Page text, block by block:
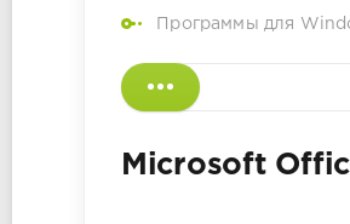
Программы для
Microsoft